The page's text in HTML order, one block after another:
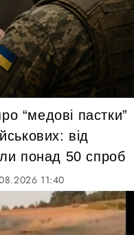
“медові пастки”
від
понад 50 спроб
11:40